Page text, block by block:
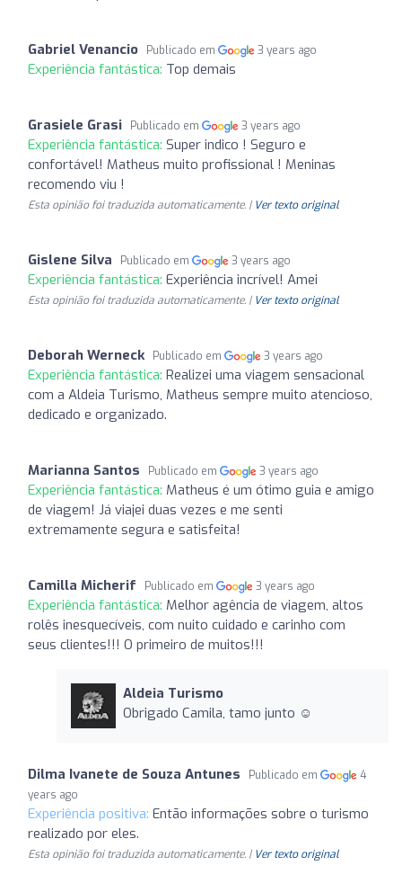
Gabriel Venancio Publicado em 3 years ago
Experiência fantástica: Top demais
Grasiele Grasi Publicado em 3 years ago
Experiência fantástica: Super indico ! Seguro e
confortável! Matheus muito profissional ! Meninas
recomendo viu !
Esta opinião foi traduzida automaticamente. | Ver texto original
Gislene Silva Publicado em 3 years ago
Experiência fantástica: Experiência incrível! Amei
Esta opinião foi traduzida automaticamente. | Ver texto original
Deborah Werneck Publicado em 3 years ago
Experiência fantástica: Realizei uma viagem sensacional
com a Aldeia Turismo, Matheus sempre muito atencioso,
dedicado e organizado.
Marianna Santos Publicado em 3 years ago
Experiência fantástica: Matheus é um ótimo guia e amigo
de viagem! Já viajei duas vezes e me senti
extremamente segura e satisfeita!
Camilla Micherif Publicado em 3 years ago
Experiência fantástica: Melhor agência de viagem, altos
rolês inesquecíveis, com nuito cuidado e carinho com
seus clientes!!! O primeiro de muitos!!!
Aldeia Turismo
Obrigado Camila, tamo junto ☺
Dilma Ivanete de Souza Antunes Publicado em
4
years ago
Experiência positiva: Então informações sobre o turismo
realizado por eles.
Esta opinião foi traduzida automaticamente. | Ver texto original